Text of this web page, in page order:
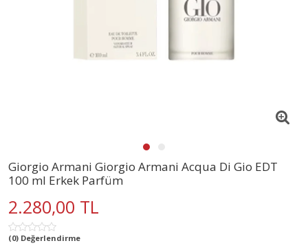
Giorgio Armani Giorgio Armani Acqua Di Gio EDT
100 ml Erkek Parfüm
2.280,00 TL
(0) Değerlendirme